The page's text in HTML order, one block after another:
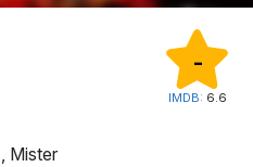
-
IMDB: 6.6
Mister